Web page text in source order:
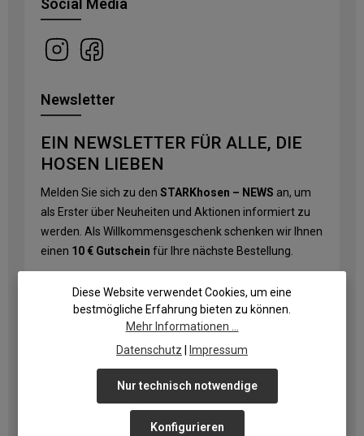
Social Media
Newsletter
EIN NEWSLETTER FÜR ALLE, DIE
HOSEN LIEBEN
Melden Sie sich zu den STARKhosen – NEWS an, um
als Erster über Neuheiten und Aktionen informiert zu
werden. Als Willkommensgeschenk schenken wir Ihnen
einen 10 € Gutschein für Ihre nächste Bestellung.
E-Mail-Adresse
Datenschutzbestimmungenzur Kenntnis
Diese Website verwendet Cookies, um eine
bestmögliche Erfahrung bieten zu können.
Mehr Informationen ...
Datenschutz
Impressum
Nur technisch notwendige
Konfigurieren